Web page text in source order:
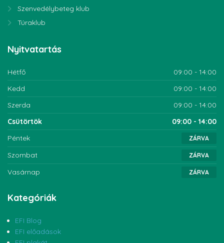
Szenvedélybeteg klub
Túraklub
Nyitvatartás
Hétfő
09:00 - 14:00
Kedd
09:00 - 14:00
Szerda
09:00 - 14:00
Csütörtök
09:00 - 14:00
Péntek
ZÁRVA
Szombat ZÁRVA
Vasárnap ZÁRVA
Kategóriák
EFI Blog
EFI előadások